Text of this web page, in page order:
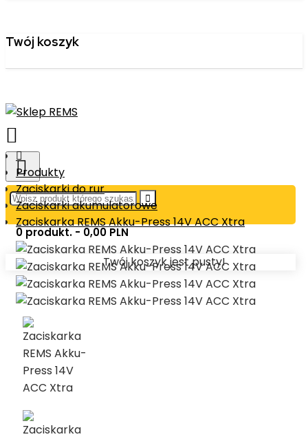
Twój koszyk
0 produkt. - 0,00 PLN
Twój koszyk jest pusty!
Produkty
Zaciskarki do rur
Zaciskarki akumulatorowe
Zaciskarka REMS Akku-Press 14V ACC Xtra